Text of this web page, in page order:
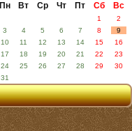
Пн Вт Ср Чт Пт Сб Вс
1
2
3
4 5 6 7 8
9
10
11 12 13 14 15
16
17
18 19 20 21 22
23
24
25 26 27 28 29
30
31